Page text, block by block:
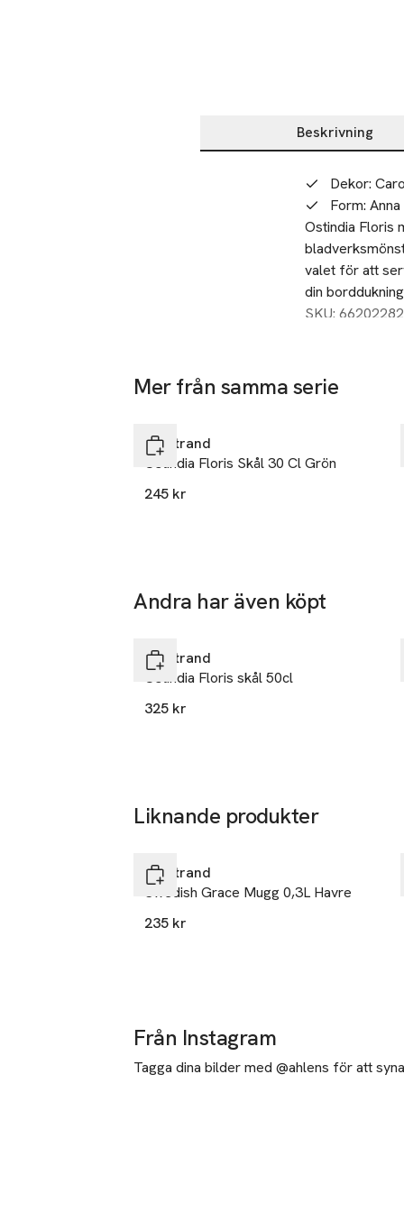
Beskrivning
Beskrivning
Dekor:
Form:
Ostindia Floris
valet för att
din
SKU: 66202282
Mer från samma serie
Rörstrand
Ostindia Floris Skål 30 Cl Grön
245 kr
Andra har även köpt
Rörstrand
Ostindia Floris skål 50cl
325 kr
Liknande produkter
Rörstrand
Swedish Grace Mugg 0,3L Havre
235 kr
Från Instagram
Tagga dina bilder med @ahlens för att